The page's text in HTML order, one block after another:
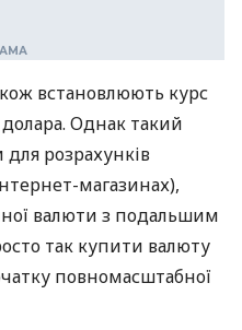
встановлюють курс
долара. Однак такий
для розрахунків
магазинах),
валюти з подальшим
так купити валюту
повномасштабної